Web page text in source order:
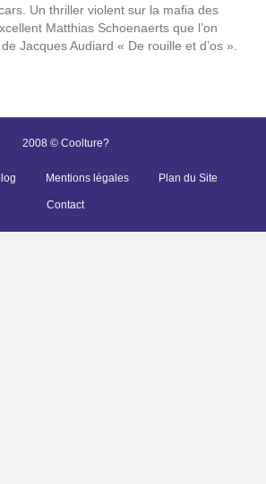
Un thriller violent sur la mafia des
Matthias Schoenaerts que l’on
Jacques Audiard « De rouille et d’os ».
2008 © Coolture?
Mentions légales Plan du Site
Contact